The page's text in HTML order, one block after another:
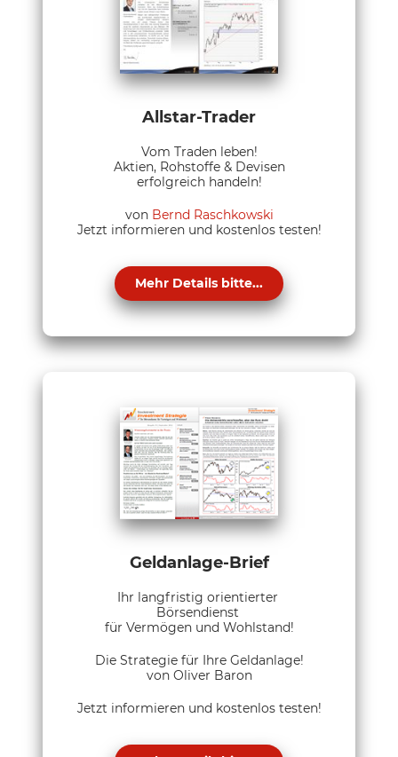
Allstar-Trader
Vom Traden leben!
Aktien, Rohstoffe & Devisen
erfolgreich handeln!
von Bernd Raschkowski
Jetzt informieren und kostenlos testen!
Mehr Details bitte...
Geldanlage-Brief
Ihr langfristig orientierter
Börsendienst
für Vermögen und Wohlstand!
Die Strategie für Ihre Geldanlage!
von Oliver Baron
Jetzt informieren und kostenlos testen!